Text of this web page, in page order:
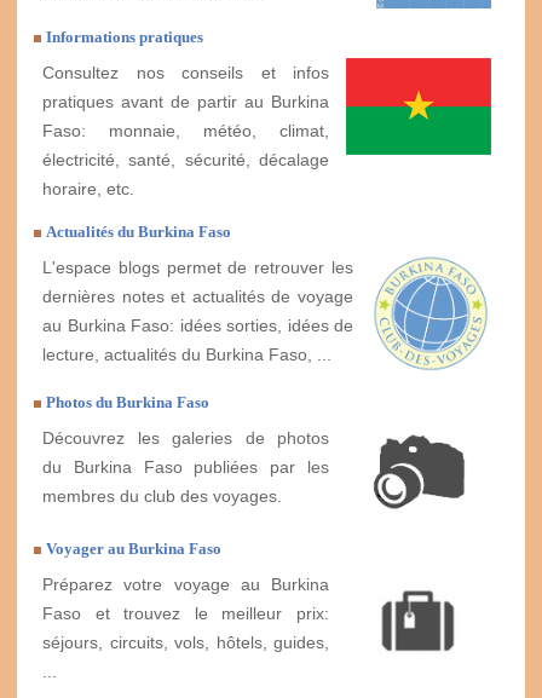
Informations pratiques
Consultez nos conseils et infos
pratiques avant de partir au Burkina
Faso: monnaie, météo, climat,
électricité, santé, sécurité, décalage
horaire, etc.
Actualités du Burkina Faso
L'espace blogs permet de retrouver les
dernières notes et actualités de voyage
au Burkina Faso: idées sorties, idées de
lecture, actualités du Burkina Faso, ...
Photos du Burkina Faso
Découvrez les galeries de photos
du Burkina Faso publiées par les
membres du club des voyages.
Voyager au Burkina Faso
Préparez votre voyage au Burkina
Faso et trouvez le meilleur prix:
séjours, circuits, vols, hôtels, guides,